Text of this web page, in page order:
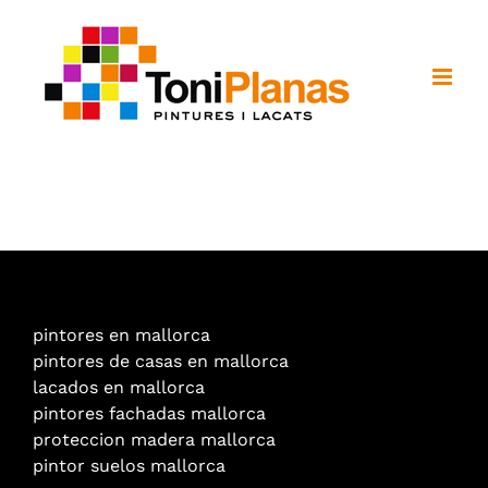
contenido
pintores en mallorca
pintores de casas en mallorca
lacados en mallorca
pintores fachadas mallorca
proteccion madera mallorca
pintor suelos mallorca